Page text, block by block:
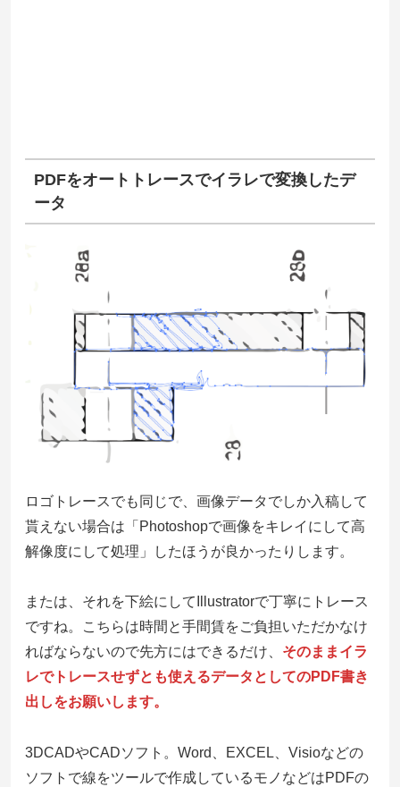
PDFをオートトレースでイラレで変換したデ
ータ
ロゴトレースでも同じで、画像データでしか入稿して
貰えない場合は「 Photoshopで画像をキレイにして高
解像度にして処理 」したほうが良かったりします。
または、それを下絵にしてIllustratorで丁寧にトレース
ですね。こちらは時間と手間賃をご負担いただかなけ
ればならないので先方にはできるだけ、 そのままイラ
レでトレースせずとも使えるデータとしてのPDF書き
出しをお願いします。
3DCADやCADソフト。Word、EXCEL、Visioなどの
ソフトで線をツールで作成しているモノなどはPDFの